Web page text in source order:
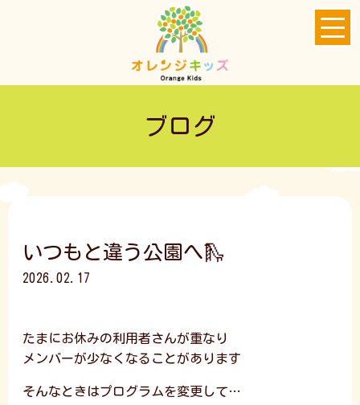
ブログ
いつもと違う公園へ🛝
2026.02.17
たまにお休みの利用者さんが重なり
メンバーが少なくなることがあります
そんなときはプログラムを変更して…